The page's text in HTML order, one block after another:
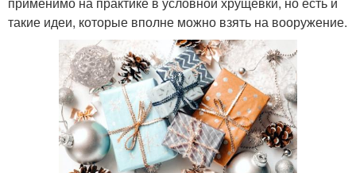
такие идеи, которые вполне можно взять на вооружение.